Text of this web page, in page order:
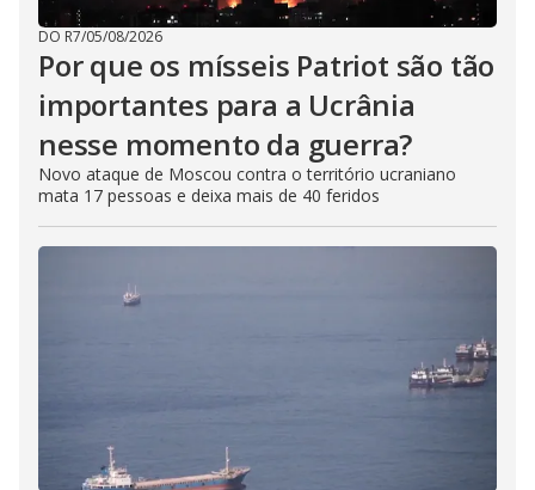
DO R7/05/08/2026
Por que os mísseis Patriot são tão
importantes para a Ucrânia
nesse momento da guerra?
Novo ataque de Moscou contra o território ucraniano
mata 17 pessoas e deixa mais de 40 feridos